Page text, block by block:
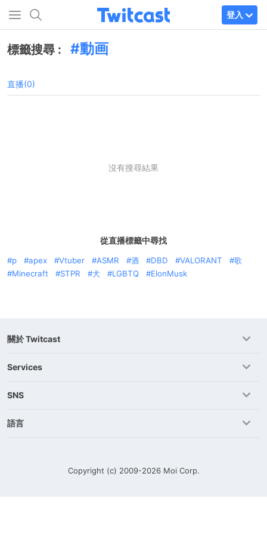
登入
標籤搜尋 : 動画
直播(0)
沒有搜尋結果
從直播標籤中尋找
p apex Vtuber ASMR 酒 DBD VALORANT
歌
Minecraft
STPR 犬 LGBTQ ElonMusk
關於 Twitcast
Services
SNS
語言
Copyright (c) 2009-2026 Moi Corp.